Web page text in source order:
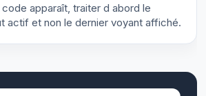
code apparaît, traiter d abord le
actif et non le dernier voyant affiché.